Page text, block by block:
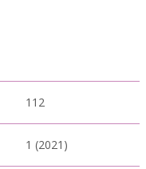
112
1 (2021)